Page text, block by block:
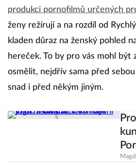
produkci pornofilmů určených
ženy režírují a na rozdíl od
kladen důraz na ženský pohled
hereček. To by pro vás mohl být
osmělit, nejdřív sama před
snad i před někým jiným.